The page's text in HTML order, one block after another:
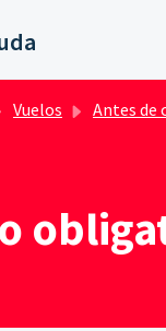
Vuelos Antes de comprar el